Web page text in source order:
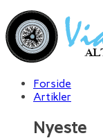
Forside
Artikler
Nyeste